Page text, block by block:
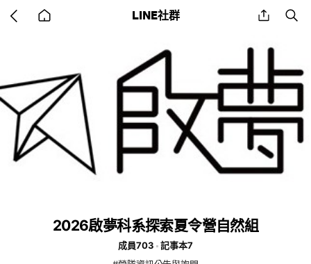
back LINE社群 share
2026啟夢科系探索夏令營自然組
成員703
記事本7